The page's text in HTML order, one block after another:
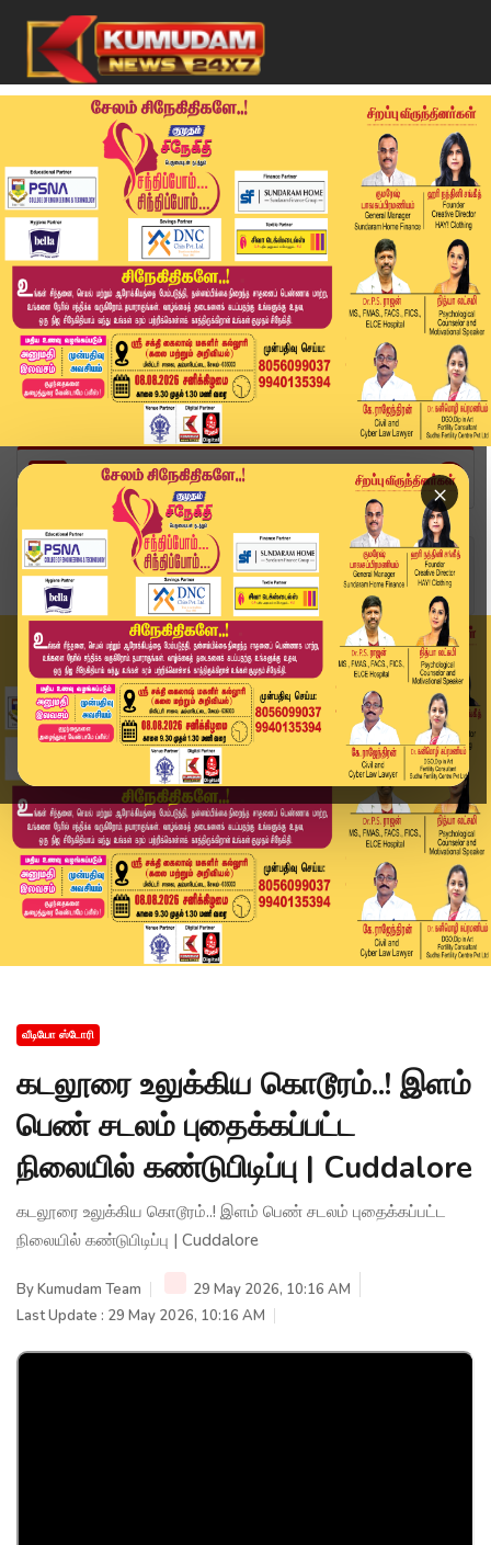
×
Home
வீடியோ ஸ்டோரி
கடலூரை உலுக்கிய கொடூரம்..! இளம் பெண் சடலம் புதை...
வீடியோ ஸ்டோரி
கடலூரை உலுக்கிய கொடூரம்..! இளம்
பெண் சடலம் புதைக்கப்பட்ட
நிலையில் கண்டுபிடிப்பு | Cuddalore
கடலூரை உலுக்கிய கொடூரம்..! இளம் பெண் சடலம் புதைக்கப்பட்ட
நிலையில் கண்டுபிடிப்பு | Cuddalore
ByKumudam Team
29 May 2026, 10:16 AM
Last Update : 29 May 2026, 10:16 AM